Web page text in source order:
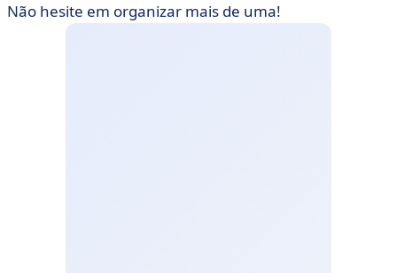
Não hesite em organizar mais de uma!